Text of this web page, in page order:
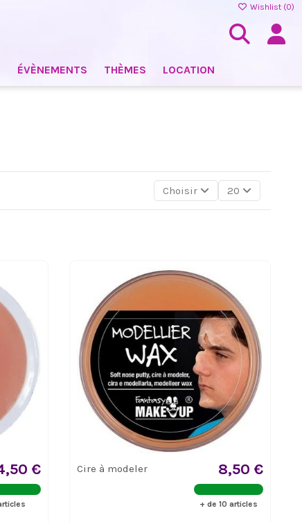
Wishlist (0)
ÉVÈNEMENTS THÈMES LOCATION
Choisir 20
€ Cire à modeler 8,50 €
+ de 10 articles